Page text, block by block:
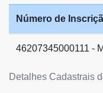
Detalhes Cadastrais
Número de
46207345000111 -